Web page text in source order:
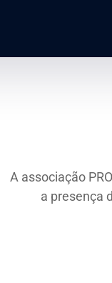
A associação
a presença